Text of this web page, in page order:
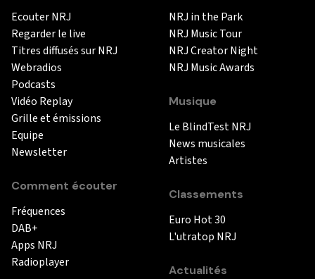
Ecouter NRJ
Regarder le live
Titres diffusés sur NRJ
Webradios
Podcasts
Vidéo Replay
Grille et émissions
Equipe
Newsletter
Comment écouter
Fréquences
DAB+
Apps NRJ
Radioplayer
NRJ in the Park
NRJ Music Tour
NRJ Creator Night
NRJ Music Awards
Musique
Le BlindTest NRJ
News musicales
Artistes
Classements
Euro Hot 30
L'utratop NRJ
Actualités